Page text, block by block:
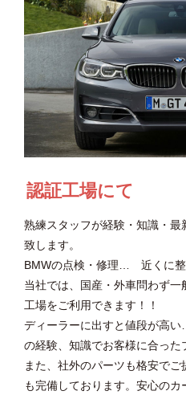
認証工場にて
熟練スタッフが経験・知識・
致します。
BMWの点検・修理… 近くに整
当社では、国産・外車問わず
工場をご利用できます！！
ディーラーに出すと値段が高
の経験、知識でお客様に合った
また、社外のパーツも格安で
も完備しております。安心のカ